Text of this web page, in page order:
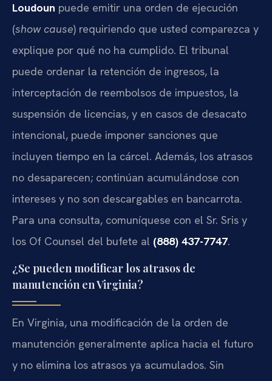
Loudoun puede emitir una orden de ejecución
(show cause) requiriendo que usted comparezca y
explique por qué no ha cumplido. El tribunal
puede ordenar la retención de ingresos, la
interceptación de reembolsos de impuestos, la
suspensión de licencias, y en casos de desacato
intencional, puede imponer sanciones que
incluyen tiempo en la cárcel. Además, los atrasos
no desaparecen; continúan acumulándose con
intereses y no son descargables en bancarrota.
Para una consulta, comuníquese con el Sr. Sris y
los Of Counsel del bufete al (888) 437-7747.
¿Se pueden modificar los atrasos de
manutención en Virginia?
En Virginia, una modificación de la orden de
manutención generalmente aplica hacia el futuro
y no elimina los atrasos ya acumulados. Sin